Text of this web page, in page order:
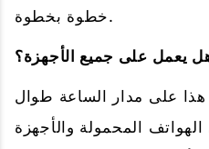
خطوة بخطوة.
يعمل على جميع الأجهزة؟
على مدار الساعة طوال
المحمولة والأجهزة